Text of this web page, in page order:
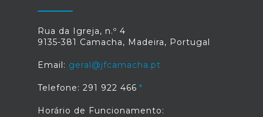
Rua da Igreja, n.º 4
9135-381 Camacha, Madeira, Portugal
Email: geral@jfcamacha.pt
Telefone: 291 922 466
Horário de Funcionamento: